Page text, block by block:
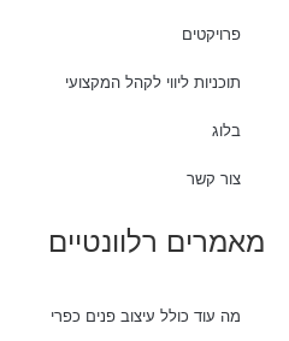
פרויקטים
תוכניות ליווי לקהל המקצועי
בלוג
צור קשר
מאמרים רלוונטיים
מה עוד כולל עיצוב פנים כפרי